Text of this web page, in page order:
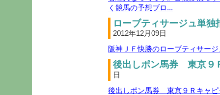
く競馬の予想ブロ...
ローブティサージュ単
2012年12月09日
阪神ＪＦ快勝のローブティサー
後出しポン馬券 東京９
日
後出しポン馬券 東京９Ｒキャピ